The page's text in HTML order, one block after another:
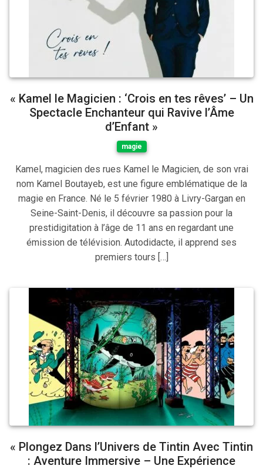
« Kamel le Magicien : ‘Crois en tes rêves’ – Un
Spectacle Enchanteur qui Ravive l’Âme
d’Enfant »
magie
Kamel, magicien des rues Kamel le Magicien, de son vrai
nom Kamel Boutayeb, est une figure emblématique de la
magie en France. Né le 5 février 1980 à Livry-Gargan en
Seine-Saint-Denis, il découvre sa passion pour la
prestidigitation à l’âge de 11 ans en regardant une
émission de télévision. Autodidacte, il apprend ses
premiers tours […]
« Plongez Dans l’Univers de Tintin Avec Tintin
: Aventure Immersive – Une Expérience